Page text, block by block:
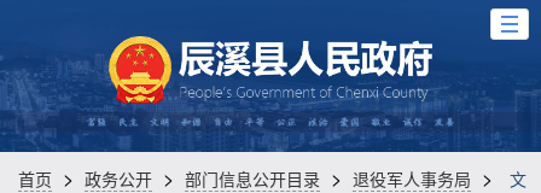
首页 > 政务公开 > 部门信息公开目录 > 退役军人事务局 >
文